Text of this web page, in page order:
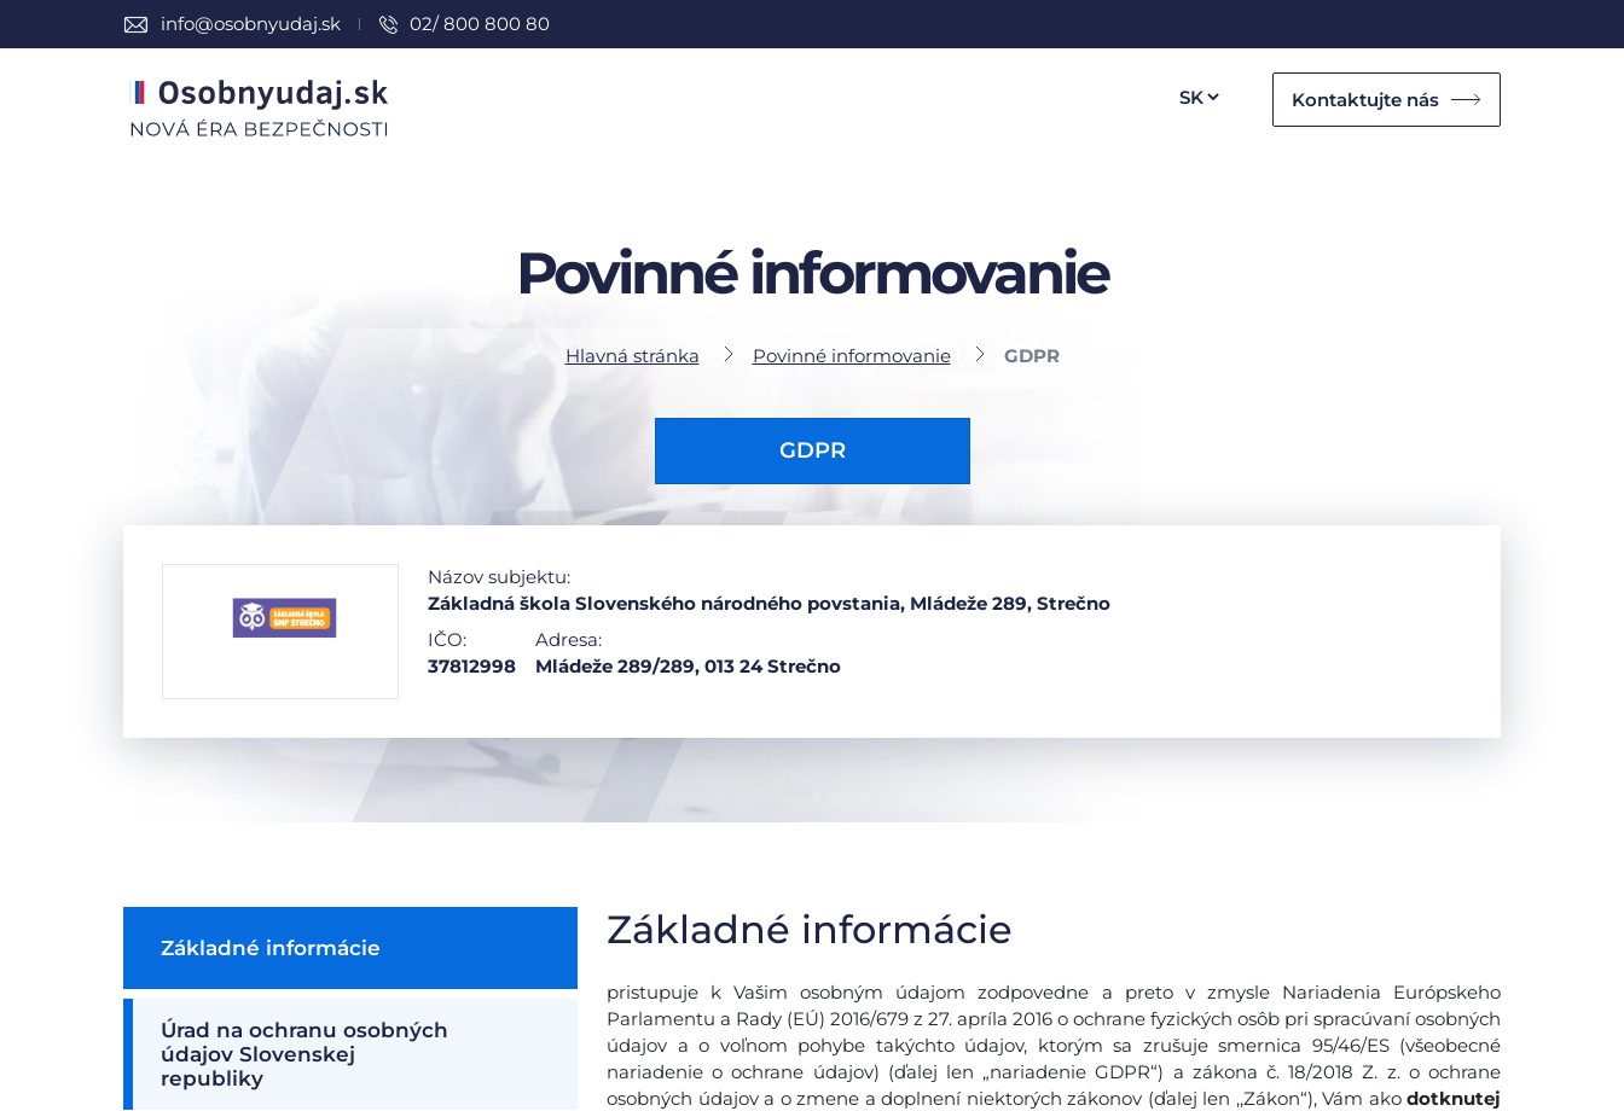
info@osobnyudaj.sk 02/ 800 800 80
Kontaktujte nás
Povinné informovanie
Hlavná stránka Povinné informovanie GDPR
GDPR
Názov subjektu:
Základná škola Slovenského národného povstania, Mládeže 289, Strečno
IČO:
37812998
Adresa:
Mládeže 289/289, 013 24 Strečno
Základné informácie
Úrad na ochranu osobných
údajov Slovenskej
republiky
Základné informácie
pristupuje k Vašim osobným údajom zodpovedne a preto v zmysle Nariadenia Európskeho
Parlamentu a Rady (EÚ) 2016/679 z 27. apríla 2016 o ochrane fyzických osôb pri spracúvaní osobných
údajov a o voľnom pohybe takýchto údajov, ktorým sa zrušuje smernica 95/46/ES (všeobecné
nariadenie o ochrane údajov) (ďalej len „nariadenie GDPR“) a zákona č. 18/2018 Z. z. o ochrane
osobných údajov a o zmene a doplnení niektorých zákonov (ďalej len ,,Zákon“), Vám ako dotknutej